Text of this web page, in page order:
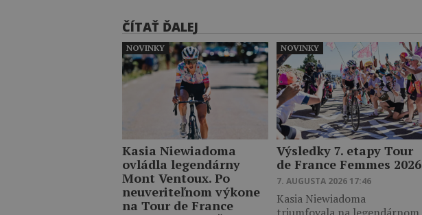
ČÍTAŤ ĎALEJ
Kasia Niewiadoma
ovládla legendárny
Mont Ventoux. Po
neuveriteľnom výkone
na Tour de France
NOVINKY
Výsledky 7. etapy Tour
de France Femmes 2026
7. AUGUSTA 2026 17:46
Kasia Niewiadoma
NOVINKY